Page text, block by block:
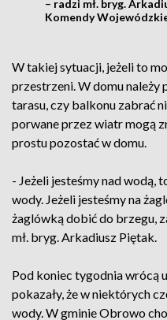
– radzi mł. bryg.
Komendy
W takiej sytuacji, jeżeli to
przestrzeni. W domu należy
tarasu, czy balkonu zabrać
porwane przez wiatr mogą
prostu pozostać w domu.
- Jeżeli jesteśmy nad wodą,
wody. Jeżeli jesteśmy na
żaglówką dobić do brzegu,
mł. bryg. Arkadiusz Piętak.
Pod koniec tygodnia wrócą
pokazały, że w niektórych
wody. W gminie Obrowo